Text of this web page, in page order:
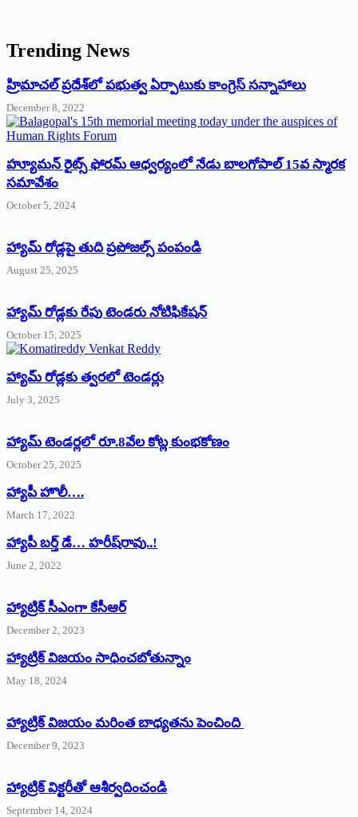
Trending News
‌హ్రిమాచల్‌ ‌ప్రదేశ్‌లో పభుత్వ ఏర్పాటుకు కాంగ్రెస్‌ ‌సన్నాహాలు
December 8, 2022
హ్యూమన్‌ రైట్స్‌ ఫోరమ్‌ ఆధ్వర్యంలో నేడు బాలగోపాల్‌ 15వ స్మారక
సమావేశం
October 5, 2024
హ్యామ్‌ రోడ్లపై తుది ప్రపోజల్స్‌ పంపండి
August 25, 2025
హ్యామ్‌ రోడ్లకు రేపు టెండరు నోటిఫికేషన్‌
October 15, 2025
హ్యామ్‌ రోడ్లకు త్వరలో టెండర్లు
July 3, 2025
హ్యామ్‌ ‌టెండర్లలో రూ.8వేల కోట్ల కుంభకోణం
October 25, 2025
హ్యాపీ హొలీ….
March 17, 2022
హ్యాపీ బర్త్ ‌డే… హరీష్‌రావు..!
June 2, 2022
హ్యాట్రిక్‌ ‌సీఎంగా కేసీఆర్‌
December 2, 2023
హ్యాట్రిక్‌ విజయం సాధించబోతున్నాం
May 18, 2024
హ్యాట్రిక్ విజయం మరింత బాధ్యతను పెంచింది
December 9, 2023
హ్యాట్రిక్‌ ‌విక్టరీతో ఆశీర్వదించండి
September 14, 2024